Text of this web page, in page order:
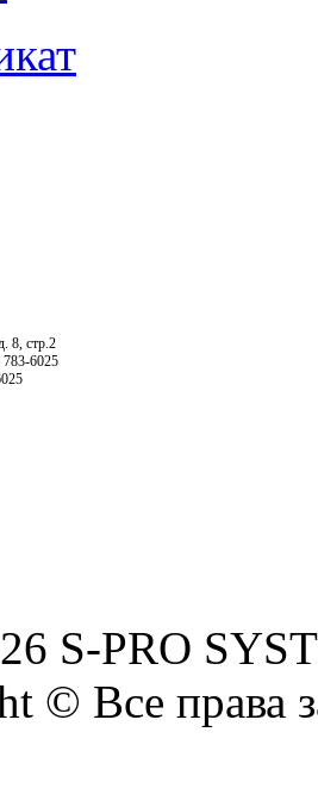
8, стр.2
6025
S-PRO
© Все права